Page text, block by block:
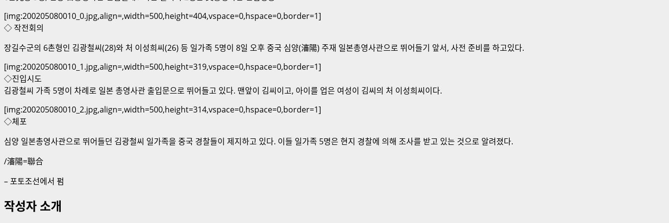
[img:200205080010_0.jpg,align=,width=500,height=404,vspace=0,hspace=0,border=1]
◇ 작전회의
장길수군의 6촌형인 김광철씨(28)와 처 이성희씨(26) 등 일가족 5명이 8일 오후 중국 심양(瀋陽) 주재 일본총영사관으로 뛰어들기 앞서, 사전 준비를 하고있다.
[img:200205080010_1.jpg,align=,width=500,height=319,vspace=0,hspace=0,border=1]
◇진입시도
김광철씨 가족 5명이 차례로 일본 총영사관 출입문으로 뛰어들고 있다. 맨앞이 김씨이고, 아이를 업은 여성이 김씨의 처 이성희씨이다.
[img:200205080010_2.jpg,align=,width=500,height=314,vspace=0,hspace=0,border=1]
◇체포
심양 일본총영사관으로 뛰어들던 김광철씨 일가족을 중국 경찰들이 제지하고 있다. 이들 일가족 5명은 현지 경찰에 의해 조사를 받고 있는 것으로 알려졌다.
/瀋陽=聯合
– 포토조선에서 펌
작성자 소개